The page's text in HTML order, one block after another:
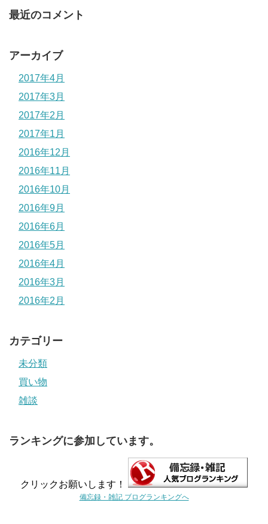
最近のコメント
アーカイブ
2017年4月
2017年3月
2017年2月
2017年1月
2016年12月
2016年11月
2016年10月
2016年9月
2016年6月
2016年5月
2016年4月
2016年3月
2016年2月
カテゴリー
未分類
買い物
雑談
ランキングに参加しています。
クリックお願いします！
備忘録・雑記 ブログランキングへ